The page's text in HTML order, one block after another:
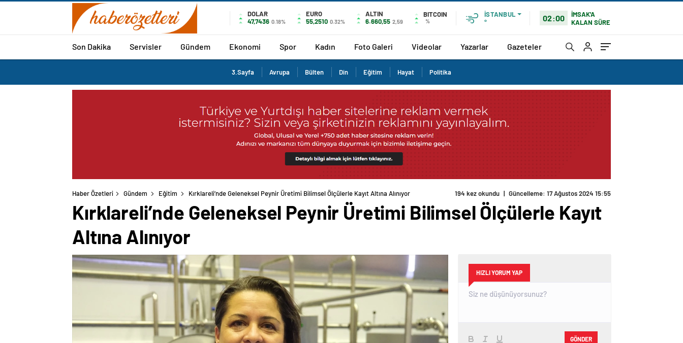
DOLAR
47,7436 0.18%
EURO
55,2510 0.32%
ALTIN
6.660,55 2,59
BITCOIN
%
İSTANBUL
°
02:00
İMSAK'A
KALAN SÜRE
Son Dakika Servisler Gündem Ekonomi Spor Kadın Foto Galeri Videolar Yazarlar Gazeteler
3.Sayfa Avrupa Bülten Din Eğitim Hayat Politika
Haber Özetleri Gündem Eğitim Kırklareli’nde Geleneksel Peynir Üretimi Bilimsel Ölçülerle Kayıt Altına Alınıyor 194 kez okundu | Güncelleme: 17 Ağustos 2024 15:55
Kırklareli’nde Geleneksel Peynir Üretimi Bilimsel Ölçülerle Kayıt
Altına Alınıyor
HIZLI YORUM YAP
GÖNDER